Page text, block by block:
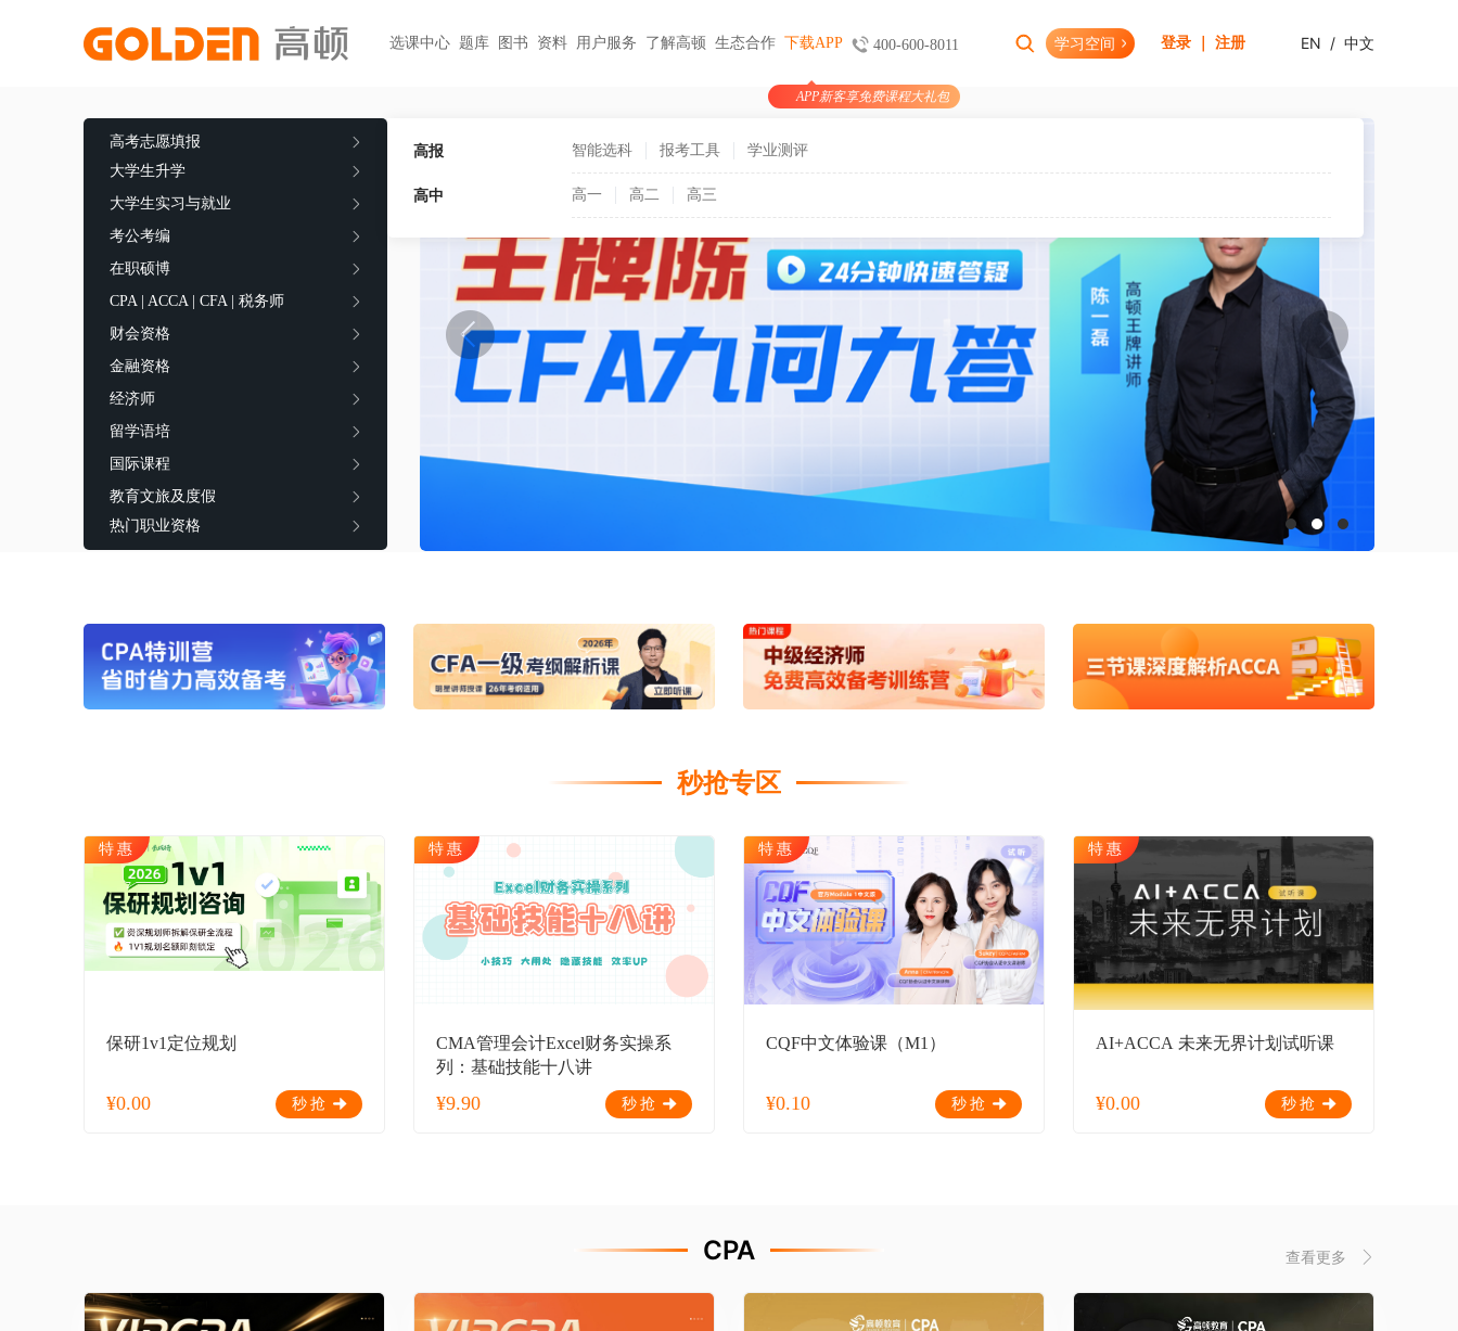
选课中心
高考志愿填报
金融资格
证券从业
银行从业
期货从业
FRM HOT
CFA+FRM
CQF(国际量化金融证书)
CGFT（特许全球金融科技师）
金融实操
CFA HOT
高级经济师
HOT
大学英语四六级
热门职业资格
心理咨询师
AI教育
教育文旅及度假
小马学长
大学生陪跑
线上实训
国际课程
紫藤国际 NEW
国际竞赛
CPA | ACCA | CFA | 税务师
税务师
事业单位
银行考试招聘
国企招聘
体制内就业 NEW
军队文职
教师招聘
日语
韩语
中级会计职称
高级会计职称
CPA(注册会计师) HOT
CMA(注册管理会计师)
USCPA
HKICPA
税务师
管理会计师
ACCA
数字化管理会计
在职硕博
在职考研
题库 图书
初级职称
中级职称
CPA（注册会计师）
税务师
中级经济师 HOT
证券基金
实践与管理
CFA
FRM
官方商城
资料 用户服务
ACCA
CPA
CFA
CMA
FRM
CQF
USCPA
考研
如何购课
网上支付
发票制度
学习卡指南
如何学习课程
考试报名
USCPA代报名
CQF报名指导
报名模拟 HOT
考试资讯
了解高顿 生态合作 下载APP
APP新客享免费课程大礼包
400-600-8011 学习空间 登录 ｜ 注册 EN / 中文
高考志愿填报
高报 智能选科 报考工具 学业测评
高中 高一 高二 高三
大学生升学
大学生实习与就业
考公考编
在职硕博
CPA | ACCA | CFA | 税务师
财会资格
金融资格
经济师
留学语培
国际课程
教育文旅及度假
热门职业资格
秒抢专区
特惠
保研1v1定位规划
¥0.00 秒抢
特惠
CMA管理会计Excel财务实操系
列：基础技能十八讲
¥9.90 秒抢
特惠
CQF中文体验课（M1）
¥0.10 秒抢
特惠
AI+ACCA 未来无界计划试听课
¥0.00 秒抢
查看更多
CPA